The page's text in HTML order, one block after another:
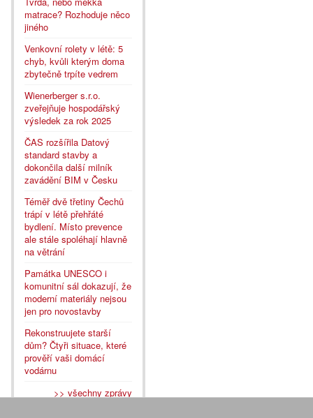
matrace? Rozhoduje něco
jiného
Venkovní rolety v létě: 5
chyb, kvůli kterým doma
zbytečně trpíte vedrem
Wienerberger s.r.o.
zveřejňuje hospodářský
výsledek za rok 2025
ČAS rozšířila Datový
standard stavby a
dokončila další milník
zavádění BIM v Česku
Téměř dvě třetiny Čechů
trápí v létě přehřáté
bydlení. Místo prevence
ale stále spoléhají hlavně
na větrání
Památka UNESCO i
komunitní sál dokazují, že
moderní materiály nejsou
jen pro novostavby
Rekonstruujete starší
dům? Čtyři situace, které
prověří vaši domácí
vodárnu
>> všechny zprávy